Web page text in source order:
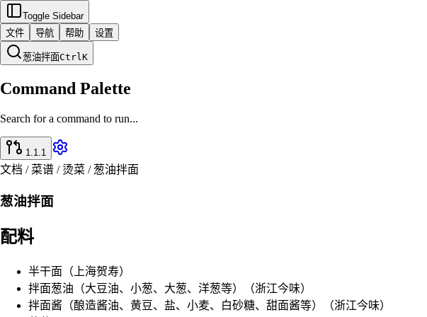
Toggle Sidebar
文件
导航 帮助 设置
葱油拌面CtrlK
Command Palette
Search for a command to run...
1.1.1
文档 / 菜谱 / 烫菜 / 葱油拌面
葱油拌面
配料
半干面（上海贺寿）
拌面葱油（大豆油、小葱、大葱、洋葱等）（浙江今味）
拌面酱（酿造酱油、黄豆、盐、小麦、白砂糖、甜面酱等）（浙江今味）